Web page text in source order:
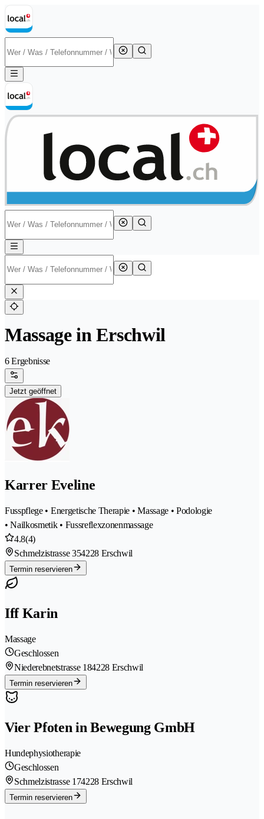
Massage in Erschwil
6 Ergebnisse
Jetzt geöffnet
Karrer Eveline
Fusspflege • Energetische Therapie • Massage • Podologie
• Nailkosmetik • Fussreflexzonenmassage
4.8(4)
Schmelzistrasse 354228 Erschwil
Termin reservieren
Iff Karin
Massage
Geschlossen
Niederebnetstrasse 184228 Erschwil
Termin reservieren
Vier Pfoten in Bewegung GmbH
Hundephysiotherapie
Geschlossen
Schmelzistrasse 174228 Erschwil
Termin reservieren